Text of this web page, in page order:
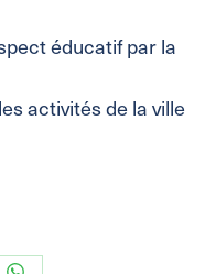
éducatif par la
activités de la ville